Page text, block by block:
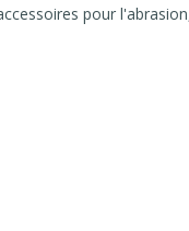
pour